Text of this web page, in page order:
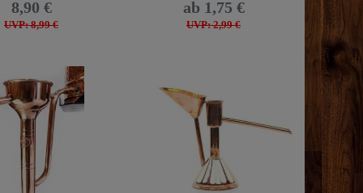
UVP: 8,99 €
8,90 €
UVP: 2,99 €
ab 1,75 €